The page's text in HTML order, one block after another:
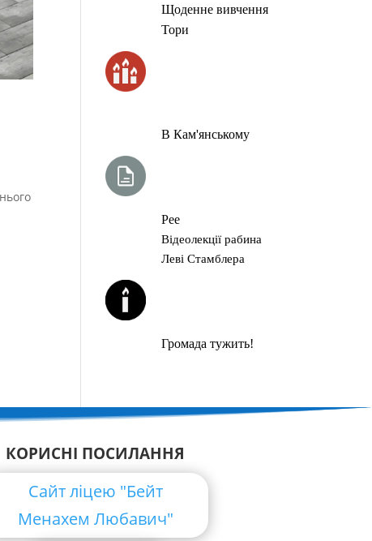
Щоденне вивчення
Тори
В Кам'янському
Рее
Відеолекції рабина
Леві Стамблера
Громада тужить!
КОРИСНІ ПОСИЛАННЯ
Сайт ліцею "Бейт
Менахем Любавич"